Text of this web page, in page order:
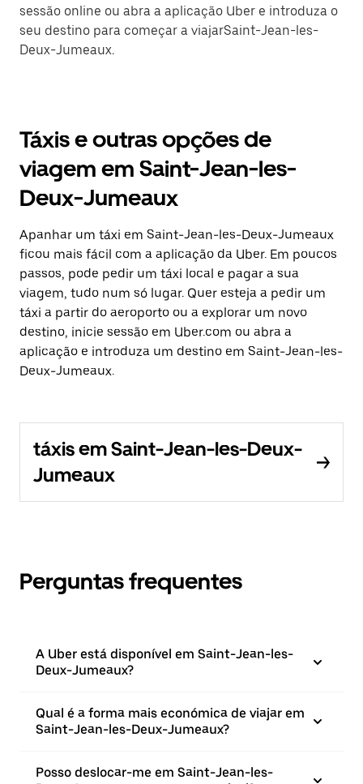
sessão online ou abra a aplicação Uber e introduza o
seu destino para começar a viajarSaint-Jean-les-
Deux-Jumeaux.
Táxis e outras opções de
viagem em Saint-Jean-les-
Deux-Jumeaux
Apanhar um táxi em Saint-Jean-les-Deux-Jumeaux
ficou mais fácil com a aplicação da Uber. Em poucos
passos, pode pedir um táxi local e pagar a sua
viagem, tudo num só lugar. Quer esteja a pedir um
táxi a partir do aeroporto ou a explorar um novo
destino, inicie sessão em Uber.com ou abra a
aplicação e introduza um destino em Saint-Jean-les-
Deux-Jumeaux.
táxis em Saint-Jean-les-Deux-
Jumeaux
Perguntas frequentes
A Uber está disponível em Saint-Jean-les-
Deux-Jumeaux?
Qual é a forma mais económica de viajar em
Saint-Jean-les-Deux-Jumeaux?
Posso deslocar-me em Saint-Jean-les-